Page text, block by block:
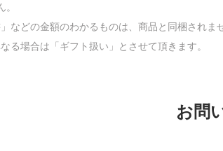
などの金額のわかるものは、商品と同梱されま
る場合は「ギフト扱い」とさせて頂きます。
お問